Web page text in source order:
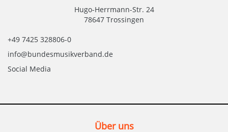
Hugo-Herrmann-Str. 24
78647 Trossingen
+49 7425 328806-0
info@bundesmusikverband.de
Social Media
Über uns